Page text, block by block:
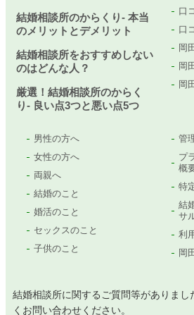
結婚相談所のからくり- 本当
のメリットとデメリット
結婚相談所をおすすめしない
のはどんな人？
厳選！結婚相談所のからく
り- 良い点3つと悪い点5つ
口
口
岡
岡
岡
男性の方へ
女性の方へ
両親へ
結婚のこと
婚活のこと
セックスのこと
子供のこと
管
プ
概
特
結
サ
利
岡
結婚相談所に関するご質問等がありまし
くお問い合わせください。